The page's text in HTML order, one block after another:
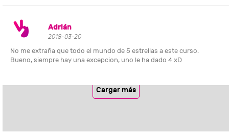
Adrián
2018-03-20
No me extraña que todo el mundo de 5 estrellas a este curso.
Bueno, siempre hay una excepcion, uno le ha dado 4 xD
Cargar más